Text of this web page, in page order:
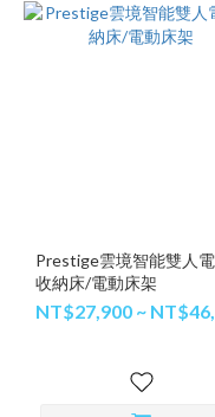
Prestige雲境智能雙人
收納床/電動床架
NT$27,900 ~